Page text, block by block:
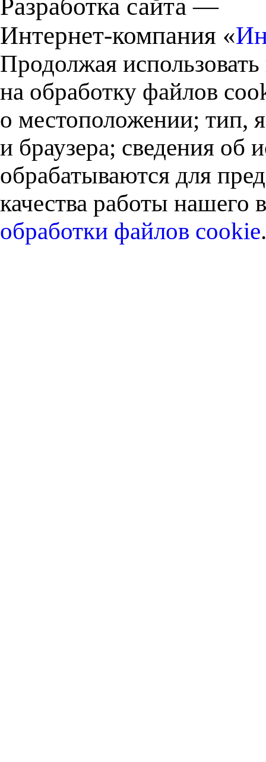
Разработка сайта —
Интернет-компания «
Продолжая
на обработку файлов
о местоположении; тип,
и браузера; сведения об
обрабатываются для
качества работы нашего
обработки файлов cookie.